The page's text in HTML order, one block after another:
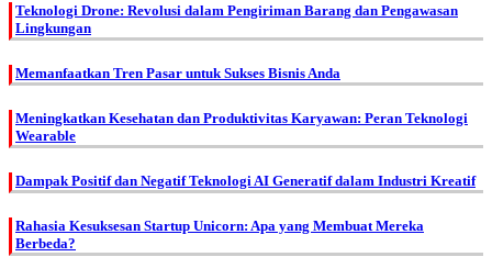
Teknologi Drone: Revolusi dalam Pengiriman Barang dan Pengawasan
Lingkungan
Memanfaatkan Tren Pasar untuk Sukses Bisnis Anda
Meningkatkan Kesehatan dan Produktivitas Karyawan: Peran Teknologi
Wearable
Dampak Positif dan Negatif Teknologi AI Generatif dalam Industri Kreatif
Rahasia Kesuksesan Startup Unicorn: Apa yang Membuat Mereka
Berbeda?